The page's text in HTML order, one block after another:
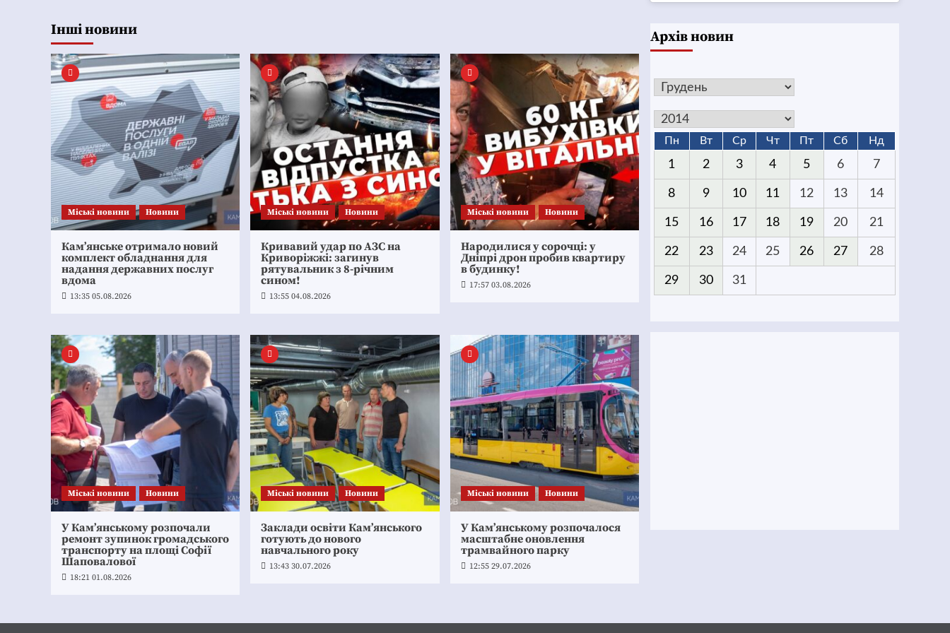
Інші новини
Mіські новини Новини
Кам’янське отримало новий
комплект обладнання для
надання державних послуг
вдома
13:35 05.08.2026
Mіські новини Новини
Кривавий удар по АЗС на
Криворіжжі: загинув
рятувальник з 8-річним
сином!
13:55 04.08.2026
Mіські новини Новини
Народилися у сорочці: у
Дніпрі дрон пробив квартиру
в будинку!
17:57 03.08.2026
Mіські новини Новини
У Кам’янському розпочали
ремонт зупинок громадського
транспорту на площі Софії
Шаповалової
18:21 01.08.2026
Mіські новини Новини
Заклади освіти Кам’янського
готують до нового
навчального року
13:43 30.07.2026
Mіські новини Новини
У Кам’янському розпочалося
масштабне оновлення
трамвайного парку
12:55 29.07.2026
Архів новин
Пн Вт Ср Чт Пт Сб Нд
1 2 3 4 5 6 7
8 9 10 11 12 13 14
15 16 17 18 19 20 21
22 23 24 25 26 27 28
29 30 31